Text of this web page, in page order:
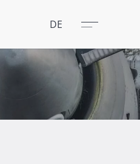
DE Menü
Schließen